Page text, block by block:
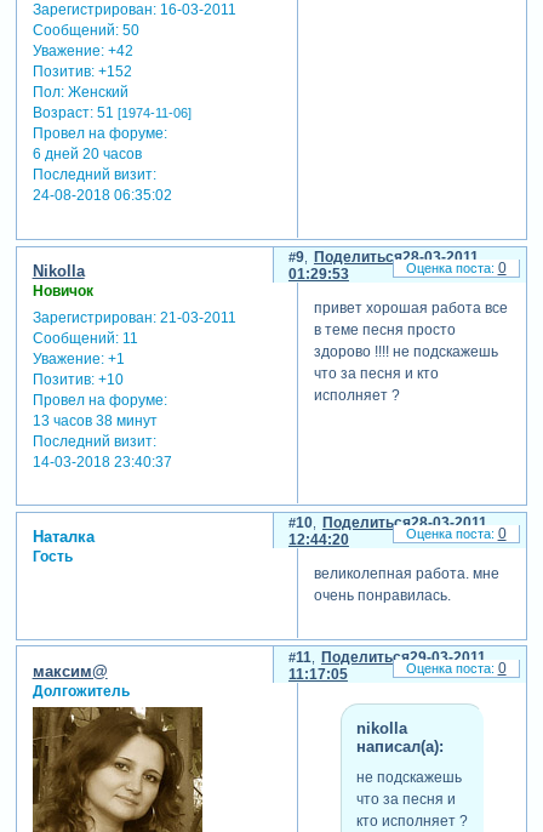
Зарегистрирован: 16-03-2011
Сообщений:50
Уважение: +42
Позитив: +152
Пол:Женский
Возраст:51 [1974-11-06]
Провел на форуме:
6 дней 20 часов
Последний визит:
24-08-2018 06:35:02
Поделиться
9
28-03-2011
01:29:53
Nikolla
Новичок
Зарегистрирован: 21-03-2011
Сообщений:11
Уважение: +1
Позитив: +10
Провел на форуме:
13 часов 38 минут
Последний визит:
14-03-2018 23:40:37
привет хорошая работа все
в теме песня просто
здорово !!!! не подскажешь
что за песня и кто
исполняет ?
0
Поделиться
10
28-03-2011
12:44:20
Наталка
Гость
великолепная работа. мне
очень понравилась.
0
Поделиться
11
29-03-2011
11:17:05
максим@
Долгожитель
nikolla
написал(а):
не подскажешь
что за песня и
кто исполняет ?
0